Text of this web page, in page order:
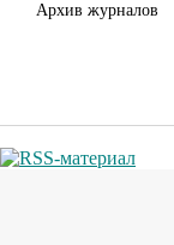
Архив журналов